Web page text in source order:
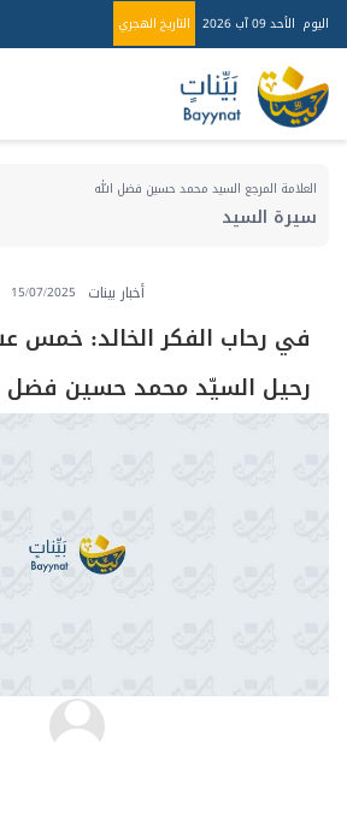
اليوم الأحد 09 آب 2026 التاريخ الهجري
العلامة المرجع السيد محمد حسين فضل الله
سيرة السيد
أخبار بينات 15/07/2025
في رحاب الفكر الخالد: خمس
رحيل السيّد محمد حسين فضل